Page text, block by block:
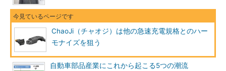
ChaoJi（チャオジ）は他の急速充電規格とのハー
モナイズを狙う
自動車部品産業にこれから起こる5つの潮流